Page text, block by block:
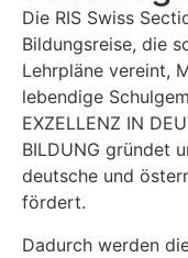
Die RIS Swiss
Bildungsreise, die
Lehrpläne vereint,
lebendige
EXZELLENZ IN
BILDUNG gründet
deutsche und
fördert.
Dadurch werden